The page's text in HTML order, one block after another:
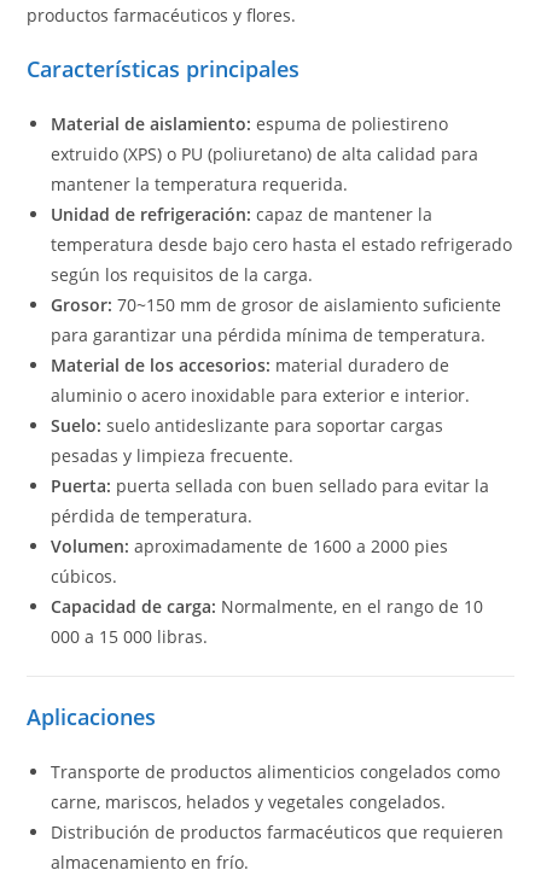
productos farmacéuticos y flores.
Características principales
Material de aislamiento: espuma de poliestireno
extruido (XPS) o PU (poliuretano) de alta calidad para
mantener la temperatura requerida.
Unidad de refrigeración: capaz de mantener la
temperatura desde bajo cero hasta el estado refrigerado
según los requisitos de la carga.
Grosor: 70~150 mm de grosor de aislamiento suficiente
para garantizar una pérdida mínima de temperatura.
Material de los accesorios: material duradero de
aluminio o acero inoxidable para exterior e interior.
Suelo: suelo antideslizante para soportar cargas
pesadas y limpieza frecuente.
Puerta: puerta sellada con buen sellado para evitar la
pérdida de temperatura.
Volumen: aproximadamente de 1600 a 2000 pies
cúbicos.
Capacidad de carga: Normalmente, en el rango de 10
000 a 15 000 libras.
Aplicaciones
Transporte de productos alimenticios congelados como
carne, mariscos, helados y vegetales congelados.
Distribución de productos farmacéuticos que requieren
almacenamiento en frío.